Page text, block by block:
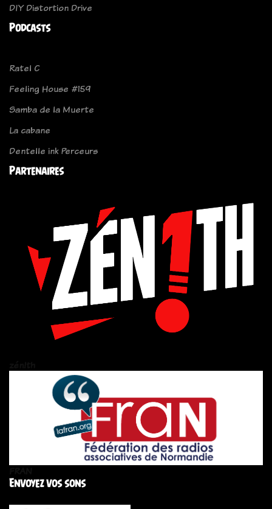
DIY Distortion Drive
Podcasts
Ratel C
Feeling House #159
Samba de la Muerte
La cabane
Dentelle ink Perceurs
Partenaires
Envoyez vos sons